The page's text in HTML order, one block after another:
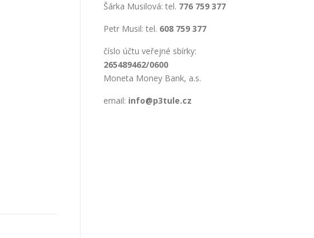
Šárka Musilová: tel. 776 759 377
Petr Musil: tel. 608 759 377
číslo účtu veřejné sbírky:
265489462/0600
Moneta Money Bank, a.s.
email: info@p3tule.cz